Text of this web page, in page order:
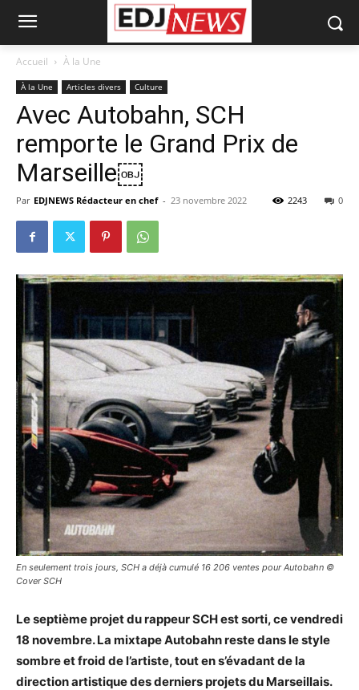
Accueil À la Une
À la Une Articles divers Culture
Avec Autobahn, SCH
remporte le Grand Prix de
Marseille￼
Par EDJNEWS Rédacteur en chef - 23 novembre 2022 0
2243
En seulement trois jours, SCH a déjà cumulé 16 206 ventes pour Autobahn ©
Cover SCH
Le septième projet du rappeur SCH est sorti, ce vendredi
18 novembre. La mixtape Autobahn reste dans le style
sombre et froid de l’artiste, tout en s’évadant de la
direction artistique des derniers projets du Marseillais.